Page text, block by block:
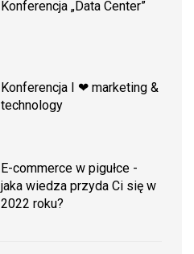
Konferencja „Data Center”
Konferencja I ❤ marketing &
technology
E-commerce w pigułce -
jaka wiedza przyda Ci się w
2022 roku?